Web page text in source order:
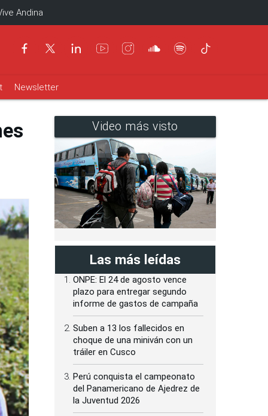
Andina
Newsletter
Video más visto
Las más leídas
ONPE: El 24 de agosto vence
plazo para entregar segundo
informe de gastos de campaña
Suben a 13 los fallecidos en
choque de una miniván con un
tráiler en Cusco
Perú conquista el campeonato
del Panamericano de Ajedrez de
la Juventud 2026